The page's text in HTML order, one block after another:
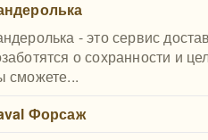
- это сервис
о сохранности и
сможете...
Форсаж